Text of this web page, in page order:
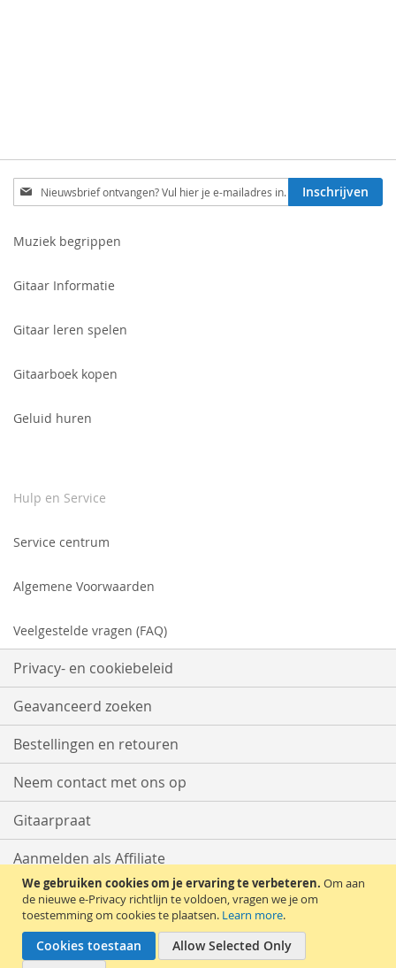
We gebruiken cookies om je ervaring te verbeteren. Om aan
de nieuwe e-Privacy richtlijn te voldoen, vragen we je om
toestemming om cookies te plaatsen. Learn more.
Cookies toestaan
Allow Selected Only
Schrijf
je
voor
Inschrijven
Muziek begrippen
Gitaar Informatie
Gitaar leren spelen
Gitaarboek kopen
Geluid huren
Hulp en Service
Service centrum
Algemene Voorwaarden
Veelgestelde vragen (FAQ)
Privacy- en cookiebeleid
Geavanceerd zoeken
Bestellingen en retouren
Neem contact met ons op
Gitaarpraat
Aanmelden als Affiliate
Start met Verkopen